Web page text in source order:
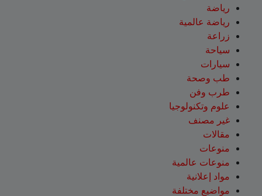
رياضة
رياضة عالمية
زراعة
سياحة
سيارات
طب وصحة
طرب وفن
علوم وتكنولوجيا
غير مصنف
مقالات
منوعات
منوعات عالمية
مواد إعلانية
مواضيع مختلفة